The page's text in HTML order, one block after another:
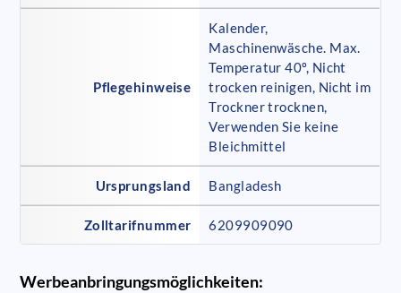
Pflegehinweise
Kalender,
Maschinenwäsche. Max.
Temperatur 40º, Nicht
trocken reinigen, Nicht im
Trockner trocknen,
Verwenden Sie keine
Bleichmittel
Ursprungsland Bangladesh
Zolltarifnummer 6209909090
Werbeanbringungsmöglichkeiten: